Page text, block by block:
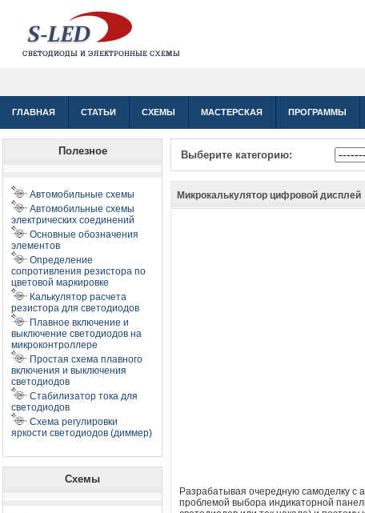
ГЛАВНАЯ СТАТЬИ СХЕМЫ МАСТЕРСКАЯ ПРОГРАММЫ
Полезное
Автомобильные схемы
Автомобильные схемы
электрических соединений
Основные обозначения
элементов
Определение
сопротивления резистора по
цветовой маркировке
Калькулятор расчета
резистора для светодиодов
Плавное включение и
выключение светодиодов на
микроконтроллере
Простая схема плавного
включения и выключения
светодиодов
Стабилизатор тока для
светодиодов
Схема регулировки
яркости светодиодов (диммер)
Схемы
Выберите категорию:
Микрокалькулятор цифровой дисплей
Разрабатывая очередную самоделку с
проблемой выбора индикаторной